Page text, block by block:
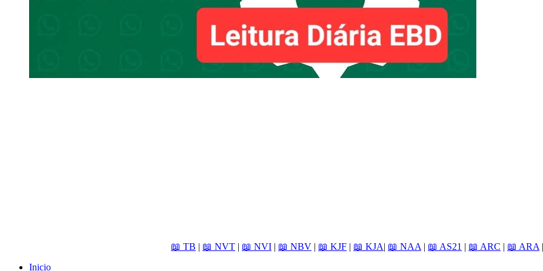
📖 TB | 📖 NVT | 📖 NVI | 📖 NBV | 📖 KJF | 📖 KJA| 📖 NAA| 📖 AS21 | 📖 ARC | 📖 ARA
Inicio